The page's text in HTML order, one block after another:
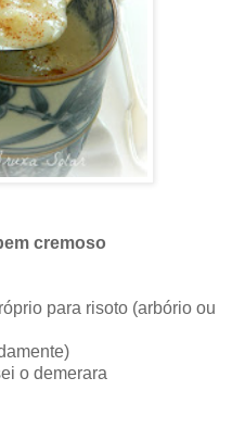
cremoso
para risoto (arbório ou
o demerara